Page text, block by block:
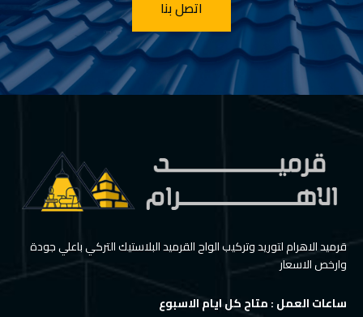
اتصل بنا
قرميد الاهرام لتوريد وتركيب الواح القرميد البلاستيك التركي باعلي جودة
وارخص الاسعار
ساعات العمل : متاح كل ايام الاسبوع